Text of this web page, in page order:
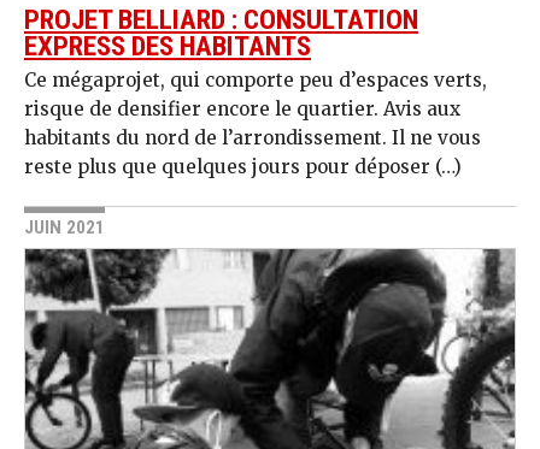
PROJET BELLIARD : CONSULTATION
EXPRESS DES HABITANTS
Ce mégaprojet, qui comporte peu d’espaces verts,
risque de densifier encore le quartier. Avis aux
habitants du nord de l’arrondissement. Il ne vous
reste plus que quelques jours pour déposer (…)
JUIN 2021